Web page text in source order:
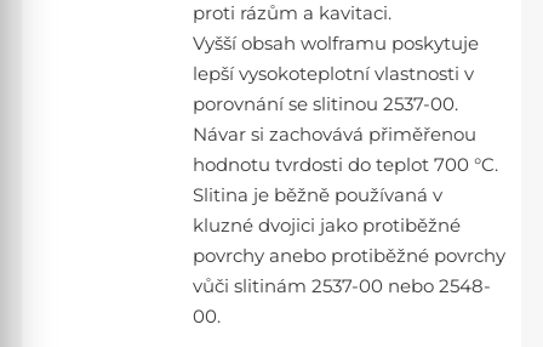
proti rázům a kavitaci.
Vyšší obsah wolframu poskytuje
lepší vysokoteplotní vlastnosti v
porovnání se slitinou 2537-00.
Návar si zachovává přiměřenou
hodnotu tvrdosti do teplot 700 °C.
Slitina je běžně používaná v
kluzné dvojici jako protiběžné
povrchy anebo protiběžné povrchy
vůči slitinám 2537-00 nebo 2548-
00.